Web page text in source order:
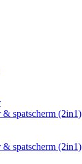
& spatscherm (2in1)
& spatscherm (2in1)